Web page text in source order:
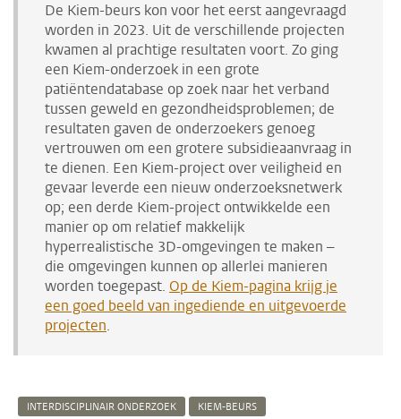
De Kiem-beurs kon voor het eerst aangevraagd
worden in 2023. Uit de verschillende projecten
kwamen al prachtige resultaten voort. Zo ging
een Kiem-onderzoek in een grote
patiëntendatabase op zoek naar het verband
tussen geweld en gezondheidsproblemen; de
resultaten gaven de onderzoekers genoeg
vertrouwen om een grotere subsidieaanvraag in
te dienen. Een Kiem-project over veiligheid en
gevaar leverde een nieuw onderzoeksnetwerk
op; een derde Kiem-project ontwikkelde een
manier op om relatief makkelijk
hyperrealistische 3D-omgevingen te maken –
die omgevingen kunnen op allerlei manieren
worden toegepast. Op de Kiem-pagina krijg je
een goed beeld van ingediende en uitgevoerde
projecten.
INTERDISCIPLINAIR ONDERZOEK KIEM-BEURS